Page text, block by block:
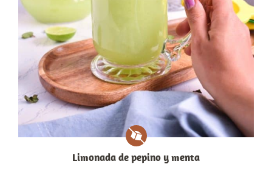
Limonada de pepino y menta